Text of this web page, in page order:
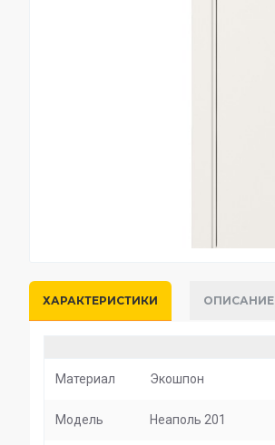
ХАРАКТЕРИСТИКИ ОПИСАНИЕ
Материал Экошпон
Модель Неаполь 201